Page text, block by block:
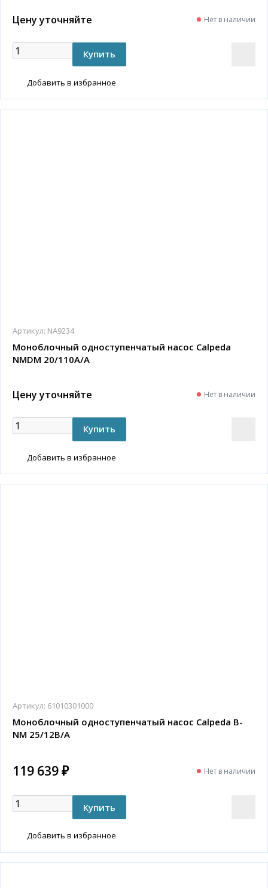
Цену уточняйте Нет в наличии
Добавить в избранное
Артикул: NA9234
Моноблочный одноступенчатый насос Calpeda
NMDM 20/110A/A
Цену уточняйте Нет в наличии
Добавить в избранное
Артикул: 61010301000
Моноблочный одноступенчатый насос Calpeda B-
NM 25/12B/A
119 639 ₽ Нет в наличии
Добавить в избранное